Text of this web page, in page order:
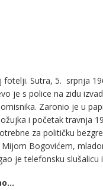
Sutra, 5. srpnja
je s police na zidu
Zaronio je u
i početak travnja
za političku
Bogovićem,
je telefonsku